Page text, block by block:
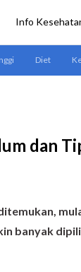
dan
banyak